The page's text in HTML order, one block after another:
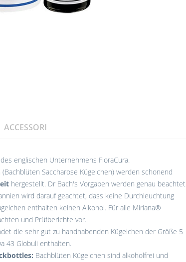
ACCESSORI
englischen Unternehmens FloraCura.
Saccharose Kügelchen) werden schonend
hergestellt. Dr Bach's Vorgaben werden genau beachtet
wird darauf geachtet, dass keine Durchleuchtung
enthalten keinen Alkohol. Für alle Miriana®
und Prüfberichte vor.
die sehr gut zu handhabenden Kügelchen der Größe 5
43 Globuli enthalten.
Bachblüten Kügelchen sind alkoholfrei und